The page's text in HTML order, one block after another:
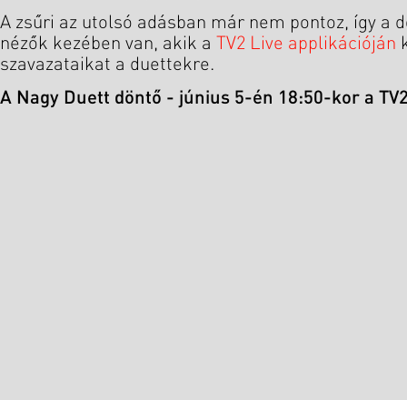
A zsűri az utolsó adásban már nem pontoz, így a
nézők kezében van, akik a
TV2 Live applikációján
szavazataikat a duettekre.
A Nagy Duett döntő - június 5-én 18:50-kor a